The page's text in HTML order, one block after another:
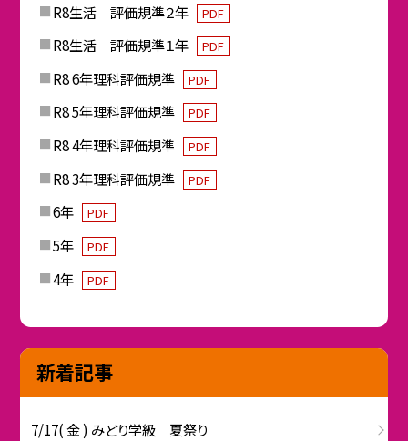
R8生活 評価規準２年 PDF
R8生活 評価規準１年 PDF
R8 6年理科評価規準 PDF
R8 5年理科評価規準 PDF
R8 4年理科評価規準 PDF
R8 3年理科評価規準 PDF
6年 PDF
5年 PDF
4年 PDF
新着記事
7/17( 金 ) みどり学級 夏祭り